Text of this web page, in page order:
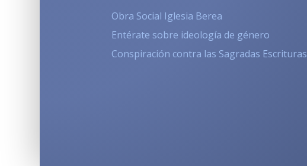
Obra Social Iglesia Berea
Entérate sobre ideología de género
Conspiración contra las Sagradas Escrituras